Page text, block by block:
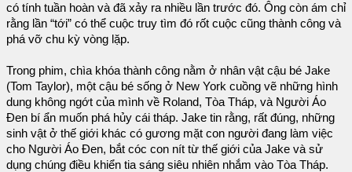
có tính tuần hoàn và đã xảy ra nhiều lần trước đó. Ông còn ám chỉ
rằng lần “tới” có thể cuộc truy tìm đó rốt cuộc cũng thành công và
phá vỡ chu kỳ vòng lặp.
Trong phim, chìa khóa thành công nằm ở nhân vật cậu bé Jake
(Tom Taylor), một cậu bé sống ở New York cuồng vẽ những hình
dung không ngớt của mình về Roland, Tòa Tháp, và Người Áo
Đen bí ẩn muốn phá hủy cái tháp. Jake tin rằng, rất đúng, những
sinh vật ở thế giới khác có gương mặt con người đang làm việc
cho Người Áo Đen, bắt cóc con nít từ thế giới của Jake và sử
dụng chúng điều khiển tia sáng siêu nhiên nhắm vào Tòa Tháp.